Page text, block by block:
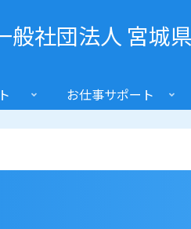
般社団法人 宮城
お仕事サポート